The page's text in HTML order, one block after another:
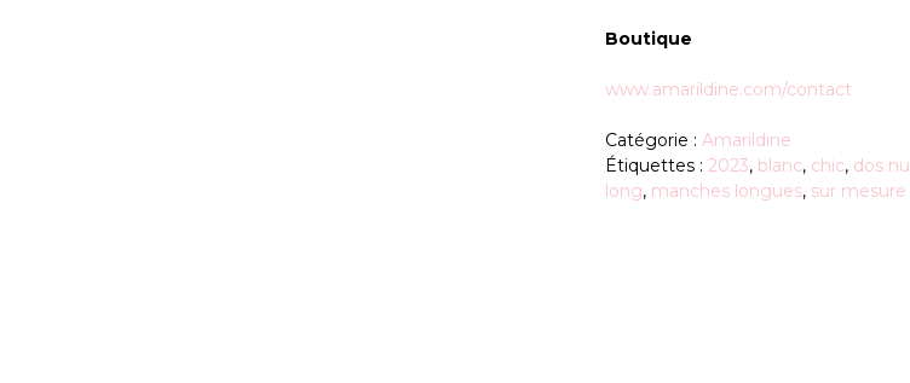
Boutique
www.amarildine.com/contact
Catégorie : Amarildine
Étiquettes : 2023, blanc, chic, dos nu
long, manches longues, sur mesure